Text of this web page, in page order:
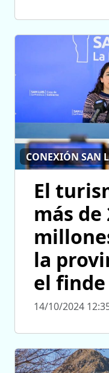
CONEXIÓN SAN
El
más de
la
el
14/10/2024